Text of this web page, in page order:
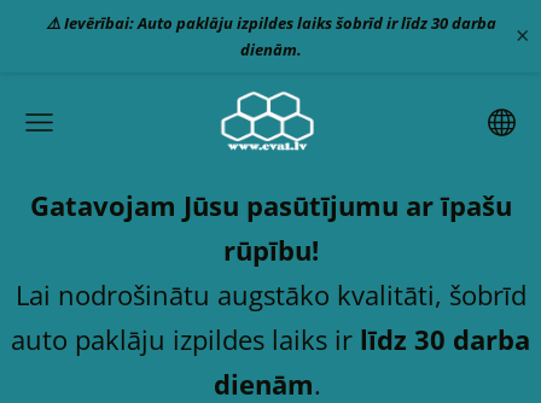
⚠️ Ievērībai: Auto paklāju izpildes laiks šobrīd ir līdz 30 darba
dienām.
×
Gatavojam Jūsu pasūtījumu ar īpašu
rūpību!
Lai nodrošinātu augstāko kvalitāti, šobrīd
auto paklāju izpildes laiks ir līdz 30 darba
dienām.